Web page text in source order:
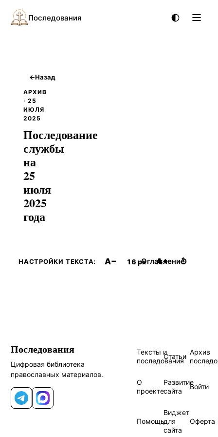
Последования
←Назад
АРХИВ
· 25
ИЮЛЯ
2025
Последование
службы
на
25
июля
2025
года
НАСТРОЙКИ ТЕКСТА: A− 16 px A+ ↺
Оглавление
Последования
Цифровая библиотека
православных материалов.
Telegram
MAX
Тексты и
последования
Статьи
Архив
О
проекте
Развитие
сайта
Войти
Помощь
Виджет
для
сайта
Оферта